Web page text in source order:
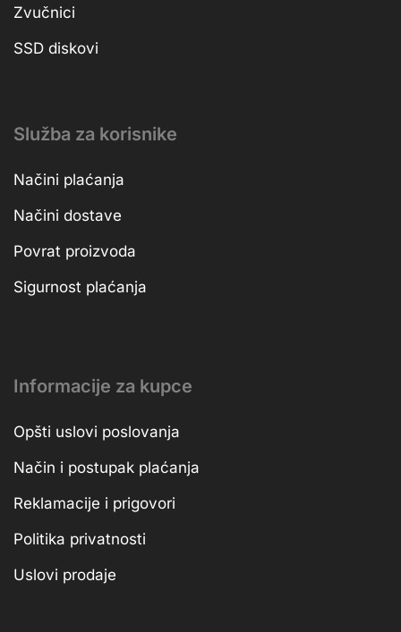
Zvučnici
SSD diskovi
Služba za korisnike
Načini plaćanja
Načini dostave
Povrat proizvoda
Sigurnost plaćanja
Informacije za kupce
Opšti uslovi poslovanja
Način i postupak plaćanja
Reklamacije i prigovori
Politika privatnosti
Uslovi prodaje